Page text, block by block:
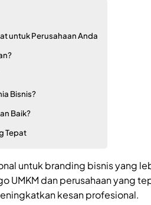
untuk Perusahaan Anda
Bisnis?
Baik?
Tepat
untuk branding bisnis yang
UMKM dan perusahaan yang
kesan profesional.